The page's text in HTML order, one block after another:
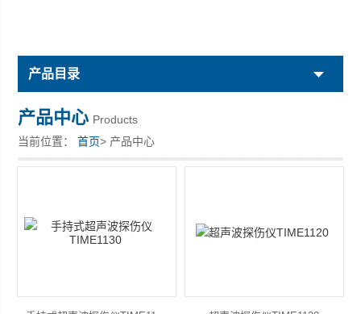
产品目录
产品中心 Products
当前位置：首页> 产品中心